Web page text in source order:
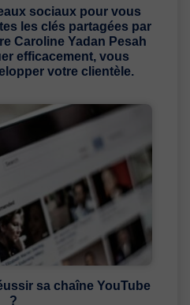
sociaux pour vous
les clés partagées par
Caroline Yadan Pesah
efficacement, vous
votre clientèle.
sa chaîne YouTube
?